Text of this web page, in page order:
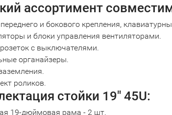
ассортимент
и бокового крепления,
и блоки управления вентиляторами.
с выключателями.
органайзеры.
роликов.
стойки 19" 45U:
19-дюймовая рама - 2 шт.